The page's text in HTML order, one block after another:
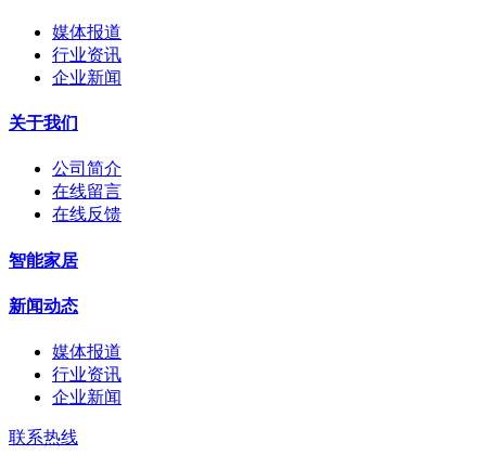
媒体报道
行业资讯
企业新闻
关于我们
公司简介
在线留言
在线反馈
智能家居
新闻动态
媒体报道
行业资讯
企业新闻
联系热线